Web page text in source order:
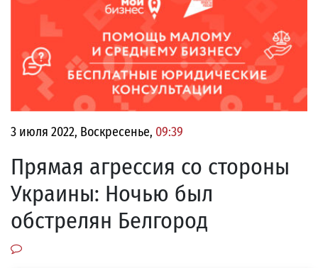
3 июля 2022, Воскресенье, 09:39
Прямая агрессия со стороны
Украины: Ночью был
обстрелян Белгород